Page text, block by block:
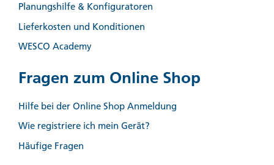
Planungshilfe & Konfiguratoren
Lieferkosten und Konditionen
WESCO Academy
Fragen zum Online Shop
Hilfe bei der Online Shop Anmeldung
Wie registriere ich mein Gerät?
Häufige Fragen